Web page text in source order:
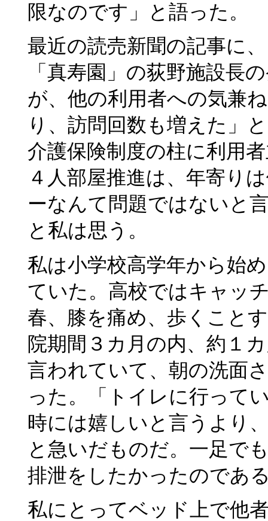
限なのです」と語った。
最近の読売新聞の記事に
「真寿園」の荻野施設長
が、他の利用者への気兼
り、訪問回数も増えた」
介護保険制度の柱に利用
４人部屋推進は、年寄り
ーなんて問題ではないと
と私は思う。
私は小学校高学年から始
ていた。高校ではキャッ
春、膝を痛め、歩くこと
院期間３カ月の内、約１
言われていて、朝の洗面
った。「トイレに行って
時には嬉しいと言うより
と急いだものだ。一足で
排泄をしたかったのであ
私にとってベッド上で他